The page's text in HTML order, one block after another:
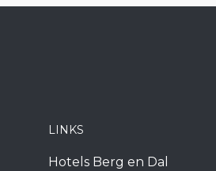
LINKS
Hotels Berg en Dal